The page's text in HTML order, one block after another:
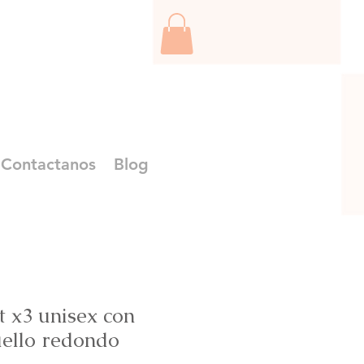
Contactanos Blog
x3 unisex con
redondo